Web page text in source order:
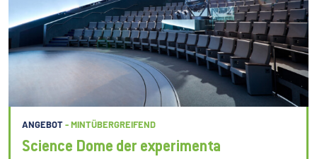
ANGEBOT- MINTÜBERGREIFEND
Science Dome der experimenta